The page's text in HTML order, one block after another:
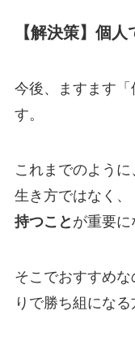
【解決策】個
今後、ますます
す。
これまでのよう
生き方ではなく、
持つこと が重要に
そこでおすすめ
りで勝ち組になる